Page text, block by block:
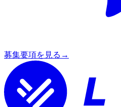
募集要項を見る →